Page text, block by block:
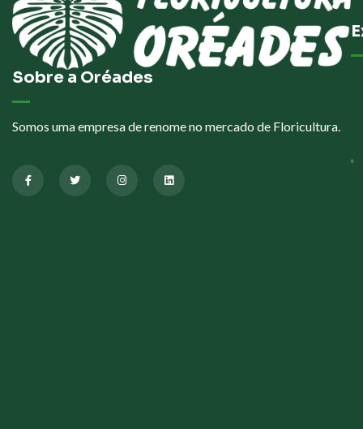
Sobre a Oréades
Somos uma empresa de renome no mercado de Floricultura.